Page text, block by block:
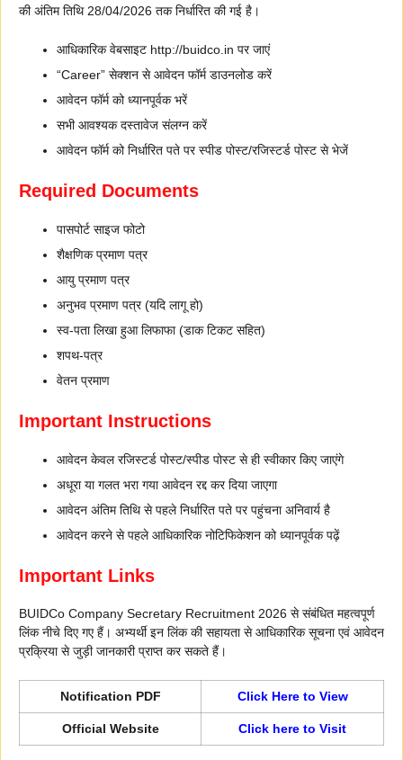
की अंतिम तिथि 28/04/2026 तक निर्धारित की गई है।
आधिकारिक वेबसाइट http://buidco.in पर जाएं
“Career” सेक्शन से आवेदन फॉर्म डाउनलोड करें
आवेदन फॉर्म को ध्यानपूर्वक भरें
सभी आवश्यक दस्तावेज संलग्न करें
आवेदन फॉर्म को निर्धारित पते पर स्पीड पोस्ट/रजिस्टर्ड पोस्ट से भेजें
Required Documents
पासपोर्ट साइज फोटो
शैक्षणिक प्रमाण पत्र
आयु प्रमाण पत्र
अनुभव प्रमाण पत्र (यदि लागू हो)
स्व-पता लिखा हुआ लिफाफा (डाक टिकट सहित)
शपथ-पत्र
वेतन प्रमाण
Important Instructions
आवेदन केवल रजिस्टर्ड पोस्ट/स्पीड पोस्ट से ही स्वीकार किए जाएंगे
अधूरा या गलत भरा गया आवेदन रद्द कर दिया जाएगा
आवेदन अंतिम तिथि से पहले निर्धारित पते पर पहुंचना अनिवार्य है
आवेदन करने से पहले आधिकारिक नोटिफिकेशन को ध्यानपूर्वक पढ़ें
Important Links
BUIDCo Company Secretary Recruitment 2026 से संबंधित महत्वपूर्ण
लिंक नीचे दिए गए हैं। अभ्यर्थी इन लिंक की सहायता से आधिकारिक सूचना एवं आवेदन
प्रक्रिया से जुड़ी जानकारी प्राप्त कर सकते हैं।
Notification PDF Click Here to View
Official Website Click here to Visit